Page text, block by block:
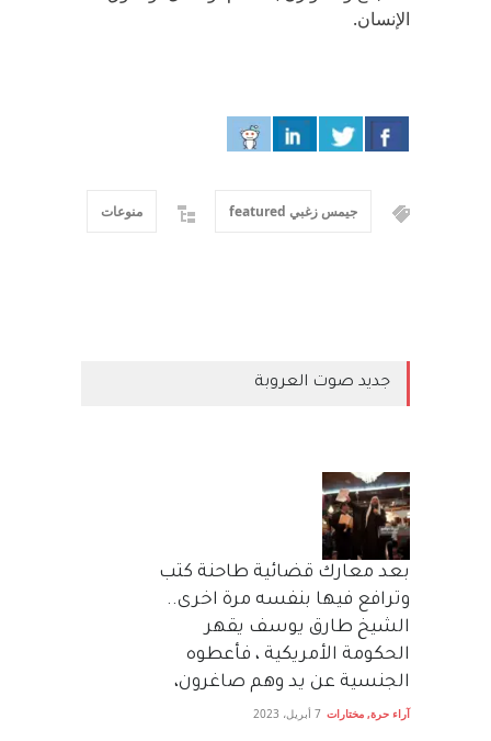
الإنسان.
جيمس زغبي featured منوعات
جديد صوت العروبة
بعد معارك قضائية طاحنة كتب
وترافع فيها بنفسه مرة اخرى..
الشيخ طارق يوسف يقهر
الحكومة الأمريكية ، فأعطوه
الجنسية عن يد وهم صاغرون،
آراء حرة, مختارات 7 أبريل، 2023